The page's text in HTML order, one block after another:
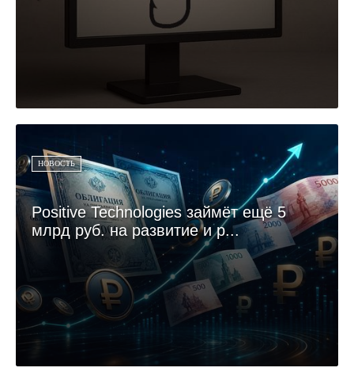
НОВОСТЬ
Positive Technologies займёт ещё 5
млрд руб. на развитие и р...